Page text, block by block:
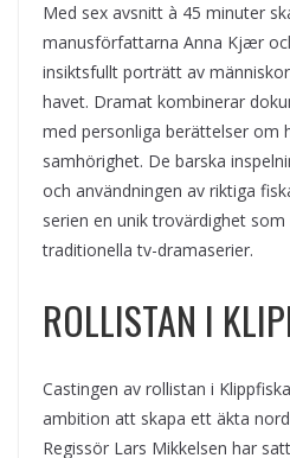
Med sex avsnitt à 45 minuter
manusförfattarna Anna Kjær
insiktsfullt porträtt av
havet. Dramat kombinerar
med personliga berättelser om
samhörighet. De barskа
och användningen av riktiga
serien en unik trovärdighet
traditionella tv-dramaserier.
ROLLISTAN I
Castingen av rollistan i
ambition att skapa ett äkta
Regissör Lars Mikkelsen har